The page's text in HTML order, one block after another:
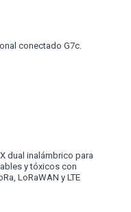
conectado G7c.
dual inalámbrico para
y tóxicos con
LoRaWAN y LTE